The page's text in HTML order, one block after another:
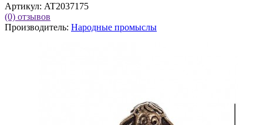
Артикул: AT2037175
(0) отзывов
Производитель: Народные промыслы